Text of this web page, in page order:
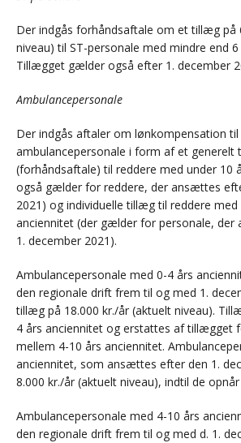
Der indgås forhåndsaftale om et tillæg på
niveau) til ST-personale med mindre end
Tillægget gælder også efter 1. december
Ambulancepersonale
Der indgås aftaler om lønkompensation til
ambulancepersonale i form af et generelt
(forhåndsaftale) til reddere med under 10
også gælder for reddere, der ansættes
2021) og individuelle tillæg til reddere med
anciennitet (der gælder for personale,
1. december 2021).
Ambulancepersonale med 0-4 års
den regionale drift frem til og med 1.
tillæg på 18.000 kr./år (aktuelt niveau).
4 års anciennitet og erstattes af tillægget
mellem 4-10 års anciennitet.
anciennitet, som ansættes efter den 1.
8.000 kr./år (aktuelt niveau), indtil de
Ambulancepersonale med 4-10 års
den regionale drift frem til og med d. 1.